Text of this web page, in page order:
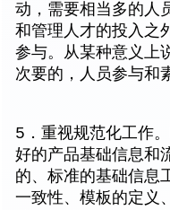
动，需要相当多的人
和管理人才的投入之
参与。从某种意义上
次要的，人员参与和
5．重视规范化工作
好的产品基础信息和
的、标准的基础信息
一致性、模板的定义